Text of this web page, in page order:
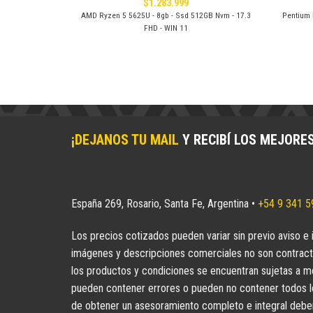
$1.283.999
AMD Ryzen 5 5625U - 8gb - Ssd 512GB Nvm - 17.3
FHD - WIN 11
Pentium
¡DEJANOS TU MAIL Y RECIBÍ LOS
España 269, Rosario, Santa Fe, Argentina • +54 9 341
Los precios cotizados pueden variar sin previo aviso e
imágenes y descripciones comerciales no son
los productos y condiciones se encuentran sujetas a
pueden contener errores o pueden no contener todos
de obtener un asesoramiento completo e integral